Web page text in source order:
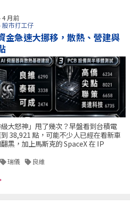
月前
股市打工仔
金急速大挪移，散熱、營建與
大怒神」甩了幾次？早盤看到台積電
38,921 點，可能不少人已經在看新車
黑，加上馬斯克的 SpaceX 在 IP
瑞儀 良維